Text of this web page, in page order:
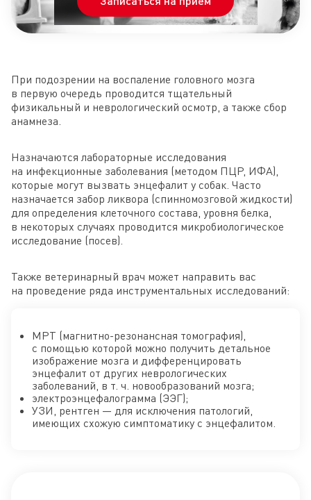
При подозрении на воспаление головного мозга
в первую очередь проводится тщательный
физикальный и неврологический осмотр, а также сбор
анамнеза.
Назначаются лабораторные исследования
на инфекционные заболевания (методом ПЦР, ИФА),
которые могут вызвать энцефалит у собак. Часто
назначается забор ликвора (спинномозговой жидкости)
для определения клеточного состава, уровня белка,
в некоторых случаях проводится микробиологическое
исследование (посев).
Также ветеринарный врач может направить вас
на проведение ряда инструментальных исследований:
МРТ (магнитно-резонансная томография),
с помощью которой можно получить детальное
изображение мозга и дифференцировать
энцефалит от других неврологических
заболеваний, в т. ч. новообразований мозга;
электроэнцефалограмма (ЭЭГ);
УЗИ, рентген — для исключения патологий,
имеющих схожую симптоматику с энцефалитом.